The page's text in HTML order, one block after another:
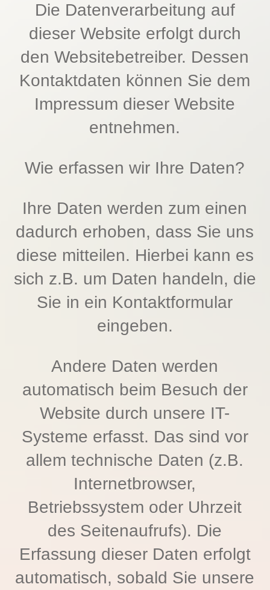
Die Datenverarbeitung auf
dieser Website erfolgt durch
den Websitebetreiber. Dessen
Kontaktdaten können Sie dem
Impressum dieser Website
entnehmen.
Wie erfassen wir Ihre Daten?
Ihre Daten werden zum einen
dadurch erhoben, dass Sie uns
diese mitteilen. Hierbei kann es
sich z.B. um Daten handeln, die
Sie in ein Kontaktformular
eingeben.
Andere Daten werden
automatisch beim Besuch der
Website durch unsere IT-
Systeme erfasst. Das sind vor
allem technische Daten (z.B.
Internetbrowser,
Betriebssystem oder Uhrzeit
des Seitenaufrufs). Die
Erfassung dieser Daten erfolgt
automatisch, sobald Sie unsere